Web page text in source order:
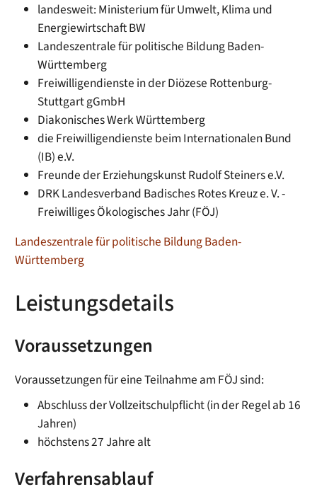
landesweit: Ministerium für Umwelt, Klima und
Energiewirtschaft BW
Landeszentrale für politische Bildung Baden-
Württemberg
Freiwilligendienste in der Diözese Rottenburg-
Stuttgart gGmbH
Diakonisches Werk Württemberg
die Freiwilligendienste beim Internationalen Bund
(IB) e.V.
Freunde der Erziehungskunst Rudolf Steiners e.V.
DRK Landesverband Badisches Rotes Kreuz e. V. -
Freiwilliges Ökologisches Jahr (FÖJ)
Landeszentrale für politische Bildung Baden-
Württemberg
Leistungsdetails
Voraussetzungen
Voraussetzungen für eine Teilnahme am FÖJ sind:
Abschluss der Vollzeitschulpflicht (in der Regel ab 16
Jahren)
höchstens 27 Jahre alt
Verfahrensablauf